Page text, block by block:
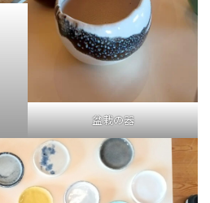
盆栽の器